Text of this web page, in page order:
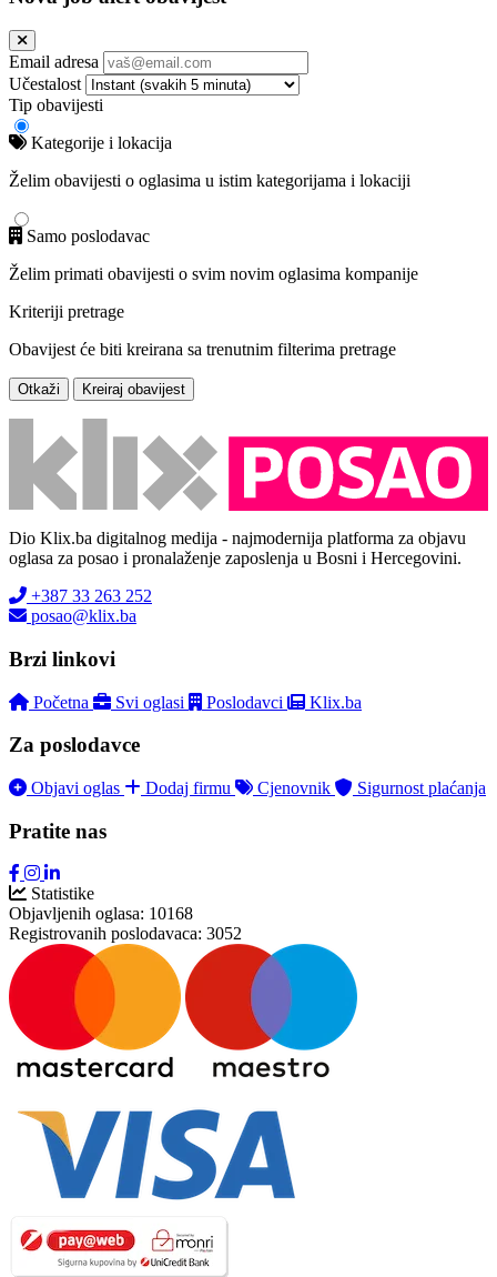
Email adresa
Učestalost
Tip obavijesti
Kategorije i lokacija
Želim obavijesti o oglasima u istim kategorijama i lokaciji
Samo poslodavac
Želim primati obavijesti o svim novim oglasima kompanije
Kriteriji pretrage
Obavijest će biti kreirana sa trenutnim filterima pretrage
Otkaži Kreiraj obavijest
Dio Klix.ba digitalnog medija - najmodernija platforma za objavu
oglasa za posao i pronalaženje zaposlenja u Bosni i Hercegovini.
+387 33 263 252
posao@klix.ba
Brzi linkovi
Početna Svi oglasi Poslodavci Klix.ba
Za poslodavce
Objavi oglas Dodaj firmu Cjenovnik Sigurnost plaćanja
Pratite nas
Statistike
Objavljenih oglasa: 10168
Registrovanih poslodavaca: 3052